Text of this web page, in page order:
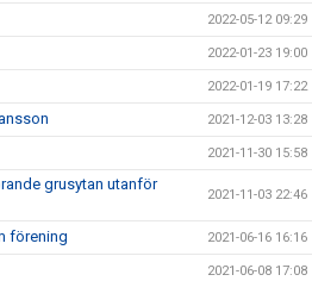
2022-05-12 09:29
2022-01-23 19:00
2022-01-19 17:22
2021-12-03 13:28
2021-11-30 15:58
grusytan utanför
2021-11-03 22:46
förening 2021-06-16 16:16
2021-06-08 17:08